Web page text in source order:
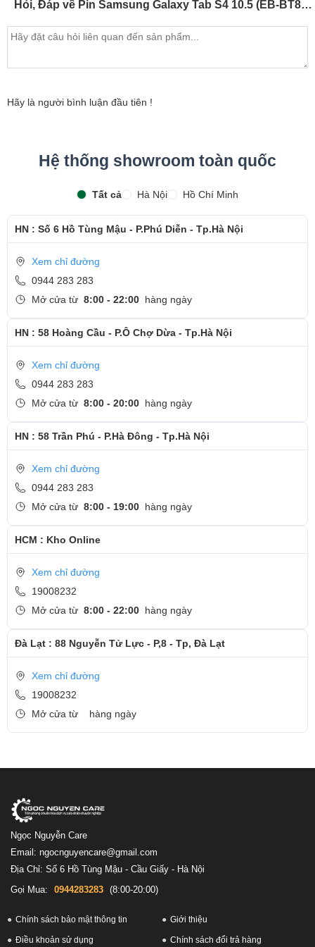
Hỏi, Đáp về Pin Samsung Galaxy Tab S4 10.5 (EB-BT835ABU) 2018
Hãy là người bình luận đầu tiên !
Hệ thống showroom toàn quốc
Tất cả Hà Nội Hồ Chí Minh
HN : Số 6 Hồ Tùng Mậu - P.Phú Diễn - Tp.Hà Nội
Xem chỉ đường
0944 283 283
Mở cửa từ 8:00 - 22:00 hàng ngày
HN : 58 Hoàng Cầu - P.Ô Chợ Dừa - Tp.Hà Nội
Xem chỉ đường
0944 283 283
Mở cửa từ 8:00 - 20:00 hàng ngày
HN : 58 Trần Phú - P.Hà Đông - Tp.Hà Nội
Xem chỉ đường
0944 283 283
Mở cửa từ 8:00 - 19:00 hàng ngày
HCM : Kho Online
Xem chỉ đường
19008232
Mở cửa từ 8:00 - 22:00 hàng ngày
Đà Lạt : 88 Nguyễn Tử Lực - P,8 - Tp, Đà Lạt
Xem chỉ đường
19008232
Mở cửa từ
hàng ngày
Ngọc Nguyễn Care
Email: ngocnguyencare@gmail.com
Địa Chỉ: Số 6 Hồ Tùng Mậu - Cầu Giấy - Hà Nội
Gọi Mua:
0944283283 (8:00-20:00)
Chính sách bảo mật thông tin Giới thiệu
Điều khoản sử dụng Chính sách đổi trả hàng